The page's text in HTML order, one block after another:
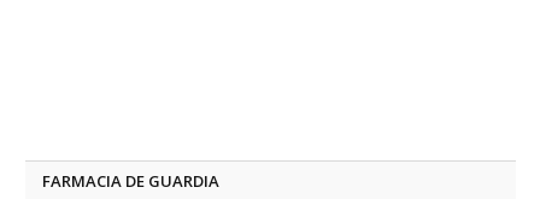
FARMACIA DE GUARDIA